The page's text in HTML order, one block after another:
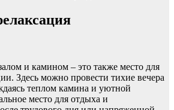
и камином – это также место для
Здесь можно провести тихие вечера
теплом камина и уютной
место для отдыха и